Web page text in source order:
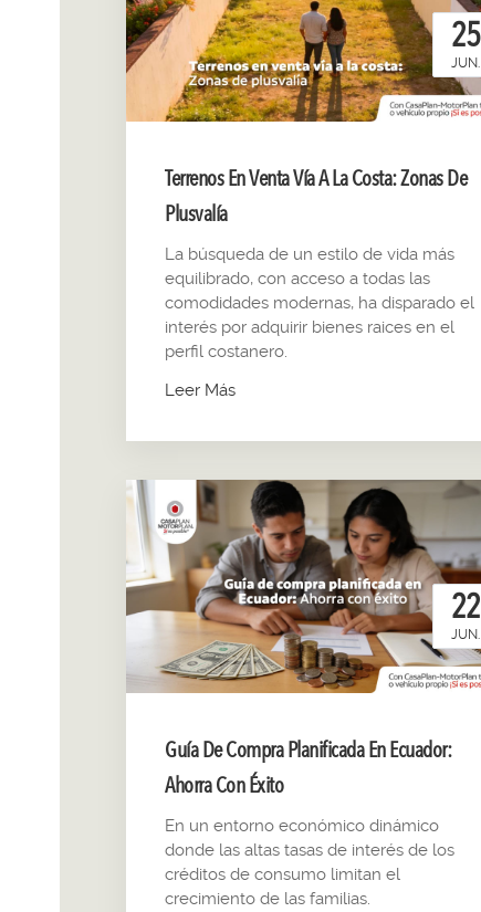
25
JUN.
Terrenos En Venta Vía A La Costa: Zonas De
Plusvalía
La búsqueda de un estilo de vida más
equilibrado, con acceso a todas las
comodidades modernas, ha disparado el
interés por adquirir bienes raices en el
perfil costanero.
Leer Más
22
JUN.
Guía De Compra Planificada En Ecuador:
Ahorra Con Éxito
En un entorno económico dinámico
donde las altas tasas de interés de los
créditos de consumo limitan el
crecimiento de las familias.